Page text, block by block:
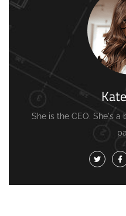
She is the CEO. She's